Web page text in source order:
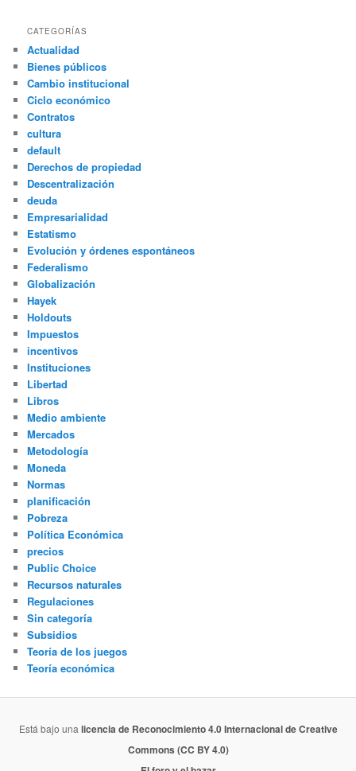
CATEGORÍAS
Actualidad
Bienes públicos
Cambio institucional
Ciclo económico
Contratos
cultura
default
Derechos de propiedad
Descentralización
deuda
Empresarialidad
Estatismo
Evolución y órdenes espontáneos
Federalismo
Globalización
Hayek
Holdouts
Impuestos
incentivos
Instituciones
Libertad
Libros
Medio ambiente
Mercados
Metodología
Moneda
Normas
planificación
Pobreza
Política Económica
precios
Public Choice
Recursos naturales
Regulaciones
Sin categoría
Subsidios
Teoría de los juegos
Teoría económica
Está bajo una licencia de Reconocimiento 4.0 Internacional de Creative
Commons (CC BY 4.0)